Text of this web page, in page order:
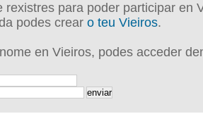
rexistres para poder participar en
podes crear o teu Vieiros.
en Vieiros, podes acceder